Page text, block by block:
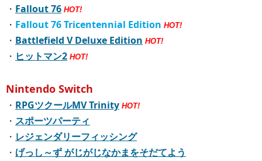
・ Fallout 76 HOT!
・ Fallout 76 Tricentennial Edition HOT!
・ Battlefield V Deluxe Edition HOT!
・ ヒットマン2 HOT!
Nintendo Switch
・ RPGツクールMV Trinity HOT!
・ スポーツパーティ
・ レジェンダリーフィッシング
・ げっし～ず がじがじなかまをそだてよう